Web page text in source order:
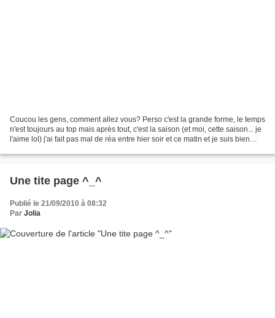
Coucou les gens, comment allez vous? Perso c'est la grande forme, le temps
n'est toujours au top mais après tout, c'est la saison (et moi, cette saison... je
l'aime lol) j'ai fait pas mal de réa entre hier soir et ce matin et je suis bien
Une tite page ^_^
Publié le 21/09/2010 à 08:32
Par Jolia